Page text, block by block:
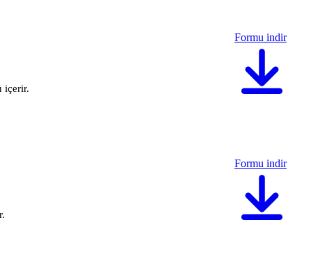
içerir.
Formu indir
Formu indir